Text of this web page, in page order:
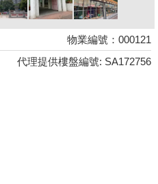
物業編號：000121
代理提供樓盤編號: SA172756